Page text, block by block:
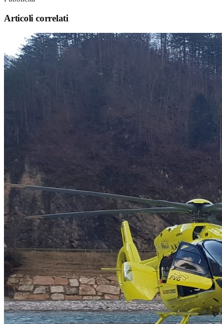
Articoli correlati